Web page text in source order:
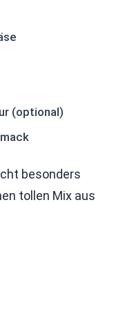
(optional)
besonders
tollen Mix aus